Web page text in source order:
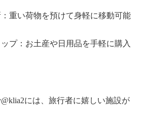
重い荷物を預けて身軽に移動可能
プ：お土産や日用品を手軽に購入
には、旅行者に嬉しい施設が